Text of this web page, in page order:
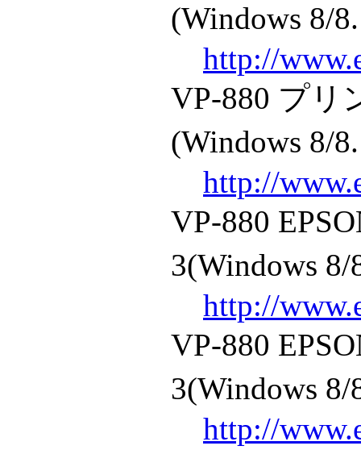
(Windows 8/
http://
VP-880 プリ
(Windows 8/
http://
VP-880
3(Windows
http://
VP-880
3(Windows
http://